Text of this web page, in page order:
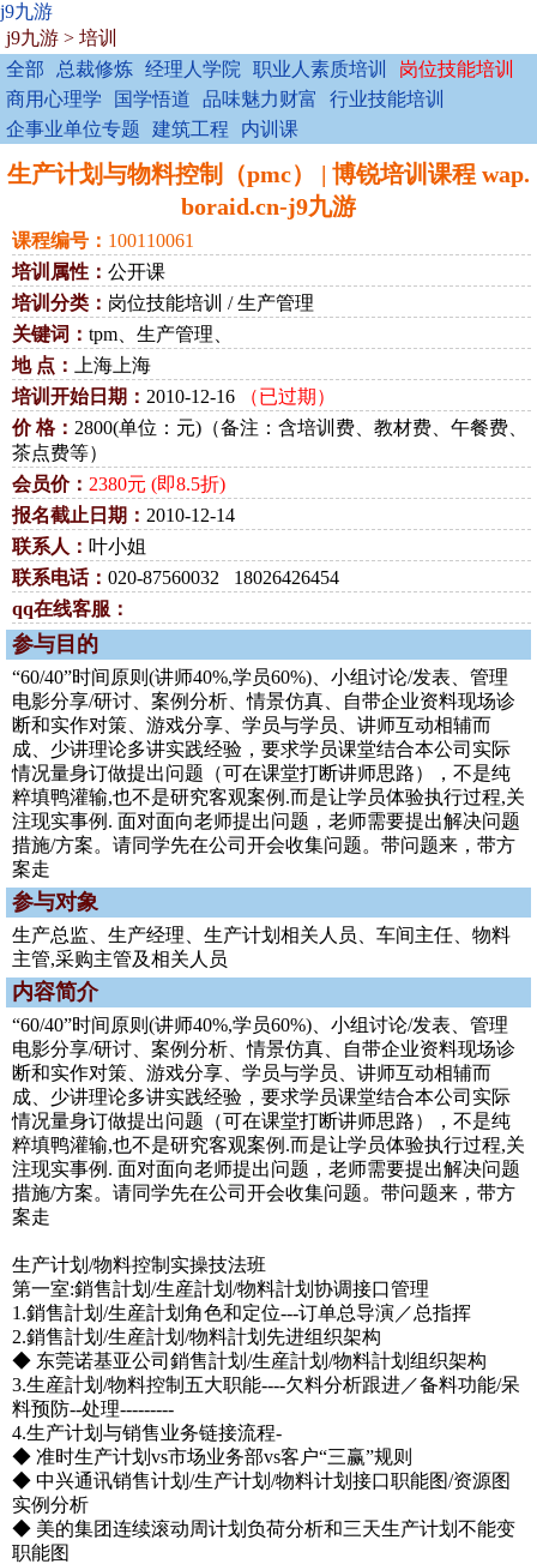
j9九游
j9九游 > 培训
全部
总裁修炼 经理人学院 职业人素质培训
岗位技能培训
商用心理学
国学悟道 品味魅力财富
行业技能培训
企事业单位专题
建筑工程 内训课
生产计划与物料控制（pmc） | 博锐培训课程 wap.
boraid.cn-j9九游
课程编号： 100110061
培训属性： 公开课
培训分类： 岗位技能培训 / 生产管理
关键词： tpm、生产管理、
地 点：
上海上海
培训开始日期： 2010-12-16
（已过期）
价 格： 2800(单位：元)（备注：含培训费、教材费、午餐费、
茶点费等）
会员价： 2380元 (即8.5折)
报名截止日期： 2010-12-14
联系人： 叶小姐
联系电话： 020-87560032 18026426454
qq在线客服：
参与目的
“60/40”时间原则(讲师40%,学员60%)、小组讨论/发表、管理
电影分享/研讨、案例分析、情景仿真、自带企业资料现场诊
断和实作对策、游戏分享、学员与学员、讲师互动相辅而
成、少讲理论多讲实践经验，要求学员课堂结合本公司实际
情况量身订做提出问题（可在课堂打断讲师思路），不是纯
粹填鸭灌输,也不是研究客观案例.而是让学员体验执行过程,关
注现实事例. 面对面向老师提出问题，老师需要提出解决问题
措施/方案。请同学先在公司开会收集问题。带问题来，带方
案走
参与对象
生产总监、生产经理、生产计划相关人员、车间主任、物料
主管,采购主管及相关人员
内容简介
“60/40”时间原则(讲师40%,学员60%)、小组讨论/发表、管理
电影分享/研讨、案例分析、情景仿真、自带企业资料现场诊
断和实作对策、游戏分享、学员与学员、讲师互动相辅而
成、少讲理论多讲实践经验，要求学员课堂结合本公司实际
情况量身订做提出问题（可在课堂打断讲师思路），不是纯
粹填鸭灌输,也不是研究客观案例.而是让学员体验执行过程,关
注现实事例. 面对面向老师提出问题，老师需要提出解决问题
措施/方案。请同学先在公司开会收集问题。带问题来，带方
案走
生产计划/物料控制实操技法班
第一室:銷售計划/生産計划/物料計划协调接口管理
1.銷售計划/生産計划角色和定位---订单总导演／总指挥
2.銷售計划/生産計划/物料計划先进组织架构
◆ 东莞诺基亚公司銷售計划/生産計划/物料計划组织架构
3.生産計划/物料控制五大职能----欠料分析跟进／备料功能/呆
料预防--处理---------
4.生产计划与销售业务链接流程-
◆ 准时生产计划vs市场业务部vs客户“三赢”规则
◆ 中兴通讯销售计划/生产计划/物料计划接口职能图/资源图
实例分析
◆ 美的集团连续滚动周计划负荷分析和三天生产计划不能变
职能图